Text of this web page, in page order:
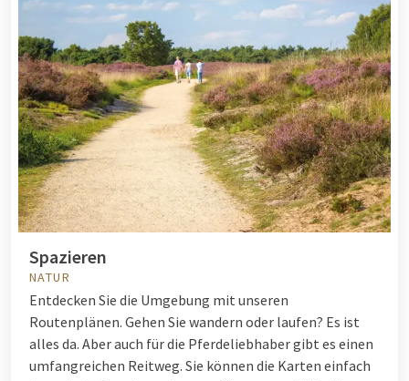
Spazieren
NATUR
Entdecken Sie die Umgebung mit unseren
Routenplänen. Gehen Sie wandern oder laufen? Es ist
alles da. Aber auch für die Pferdeliebhaber gibt es einen
umfangreichen Reitweg. Sie können die Karten einfach